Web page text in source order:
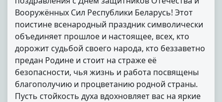
Вооружённых Сил Республики Беларусь! Этот
поистине всенародный праздник символически
объединяет прошлое и настоящее, всех, кто
дорожит судьбой своего народа, кто беззаветно
предан Родине и стоит на страже её
безопасности, чья жизнь и работа посвящены
благополучию и процветанию родной страны.
Пусть стойкость духа вдохновляет вас на яркие